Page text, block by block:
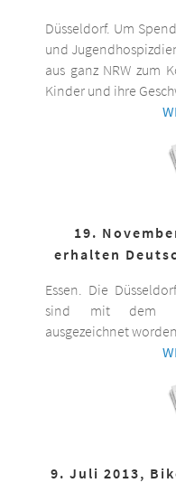
Düsseldorf. Um
und
aus ganz NRW zum
Kinder und ihre
19.
erhalten
Essen. Die
sind mit dem
ausgezeichnet worden.
9. Juli 2013,